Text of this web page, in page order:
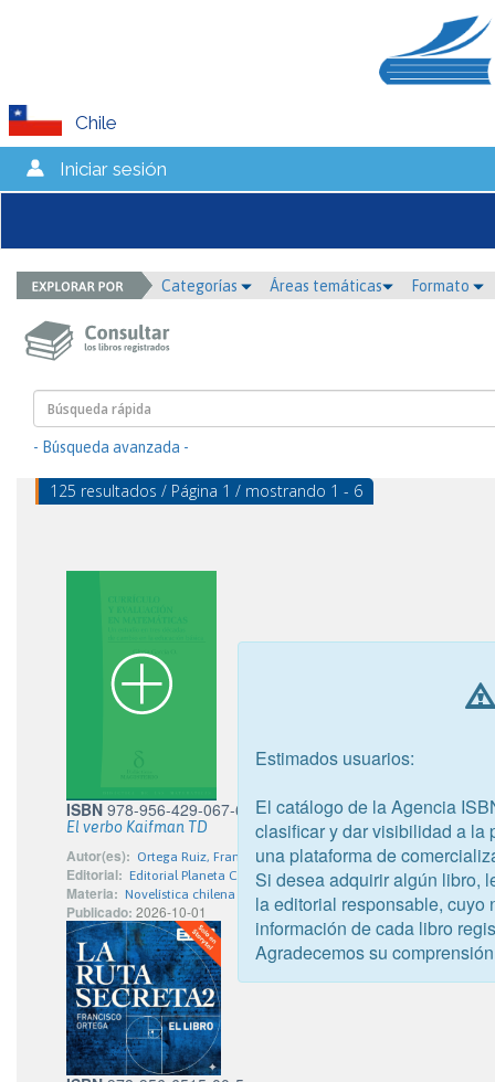
Chile
Iniciar sesión
Categorías Áreas temáticas Formato
- Búsqueda avanzada -
125 resultados / Página 1 / mostrando 1 - 6
ISBN 978-956-429-067-6
El verbo Kaifman TD
Autor(es): Ortega Ruiz, Francisco Javier
Editorial: Editorial Planeta Chilena S.A.
Materia: Novelística chilena
Publicado: 2026-10-01
Estimados usuarios:
El catálogo de la Agencia
clasificar y dar visibilidad a la
una plataforma de
Si desea adquirir algún libro,
la editorial responsable, cuyo
información de cada libro
Agradecemos su